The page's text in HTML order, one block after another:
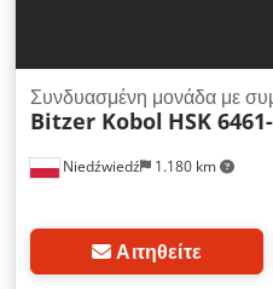
Niedźwiedź 1.180 km
Συνδυασμένη μονάδα με
Bitzer Kobol HSK
Αιτηθείτε